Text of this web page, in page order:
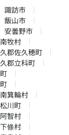
諏訪市
飯山市
安曇野市
牧村
郡佐久穂町
郡立科町
箕輪村
川町
智村
條村